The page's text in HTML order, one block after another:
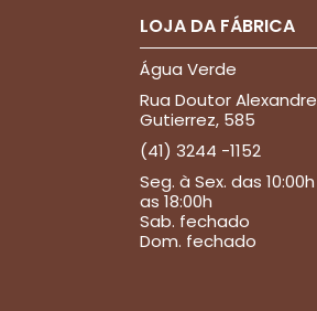
LOJA DA FÁBRICA
Água Verde
Rua Doutor Alexandre
Gutierrez, 585
(41) 3244 -1152
Seg. à Sex. das 10:00h
as 18:00h
Sab. fechado
Dom. fechado